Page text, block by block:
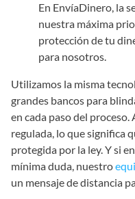
En EnvíaDinero, la
nuestra máxima
protección de tu
para nosotros.
Utilizamos la misma
grandes bancos para
en cada paso del
regulada, lo que significa
protegida por la ley. Y si
mínima duda, nuestro
un mensaje de distancia